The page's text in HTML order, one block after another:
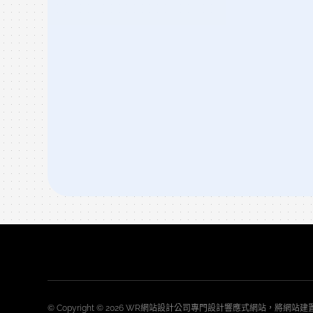
© Copyright © 2026 WR網站設計公司專門設計響應式網站，將網站建